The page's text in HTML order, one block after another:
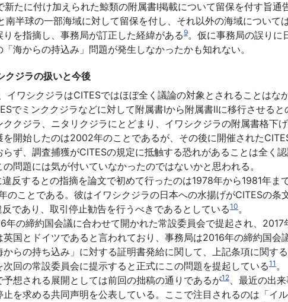
たに付け加えられた鯨類の附属書Ⅰ掲載について留保を付す旨通
南半球の一部海域に対して留保を付し、それ以外の海域について
を指摘し、事務局が訂正した経緯がある9。仮に事務局の誤りに
海からの持込み」問題が発生しなかったかも知れない。
クジラの扱いと今後
イワシクジラはCITESではほぼ全く議論の対象とされることは
でミンククジラなどに対して附属書Ⅰから附属書Ⅱに移行させる
クジラ、ニタリクジラにとどまり、イワシクジラの附属書格下
開始したのは2002年のことであるが、その後に開催された
ず、調査捕獲がCITESの規定に抵触する恐れがあることは全く
問題には気が付いていなかったのではないかと思われる。
反するとの指摘を論文で初めて行ったのは1978年から1981年ま
ことである。彼はイワシクジラの日本への水揚げがCITESの条
であり、取引停止勧告を行うべきであるとしている10。
の締約国会議に合わせて開かれた常設委員会で提起され、2017
国とドイツであると言われており、事務局は2016年の締約国会
らの持ち込み」に対する証明書発給に関して、上記条項に関す
回の常設委員会に提示すると正式にこの問題を提起している11。
想される展開としては前回の拙稿の通りであるが12、最近の出
を求める共同声明を公表している。ここで注目されるのは「イ